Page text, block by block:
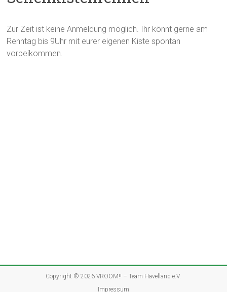
Zur Zeit ist keine Anmeldung möglich. Ihr könnt gerne am
Renntag bis 9Uhr mit eurer eigenen Kiste spontan
vorbeikommen.
Copyright © 2026VROOM!! – Team Havelland e.V.
Impressum